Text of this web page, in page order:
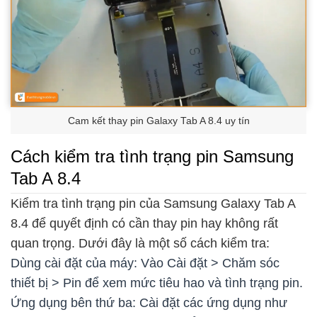
Cam kết thay pin Galaxy Tab A 8.4 uy tín
Cách kiểm tra tình trạng pin Samsung
Tab A 8.4
Kiểm tra tình trạng pin của Samsung Galaxy Tab A
8.4 để quyết định có cần thay pin hay không rất
quan trọng. Dưới đây là một số cách kiểm tra:
Dùng cài đặt của máy: Vào Cài đặt > Chăm sóc
thiết bị > Pin để xem mức tiêu hao và tình trạng pin.
Ứng dụng bên thứ ba: Cài đặt các ứng dụng như